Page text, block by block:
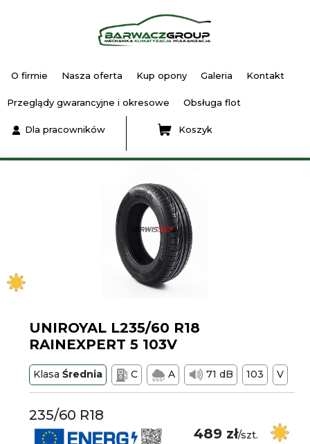
O firmie Nasza oferta Kup opony Galeria Kontakt
Przeglądy gwarancyjne i okresowe Obsługa flot
Dla pracowników Koszyk
UNIROYAL L235/60 R18
RAINEXPERT 5 103V
KlasaŚrednia C A 71 dB 103 V
235/60 R18
489 zł/szt.